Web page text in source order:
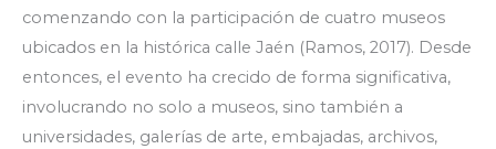
comenzando con la participación de cuatro museos
ubicados en la histórica calle Jaén (Ramos, 2017). Desde
entonces, el evento ha crecido de forma significativa,
involucrando no solo a museos, sino también a
universidades, galerías de arte, embajadas, archivos,